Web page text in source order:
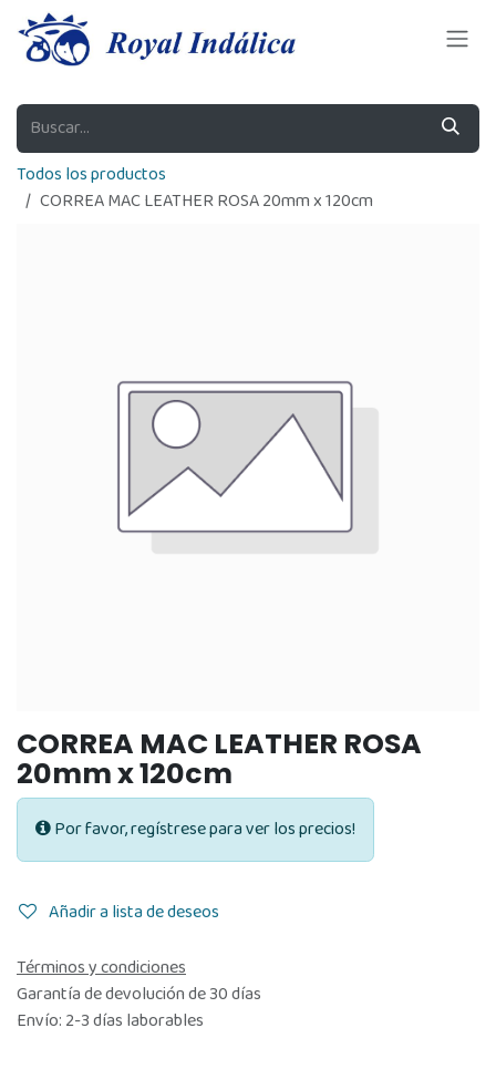
Ir al contenido
Todos los productos
CORREA MAC LEATHER ROSA 20mm x 120cm
CORREA MAC LEATHER ROSA
20mm x 120cm
Por favor, regístrese para ver los precios!
Añadir a lista de deseos
Términos y condiciones
Garantía de devolución de 30 días
Envío: 2-3 días laborables